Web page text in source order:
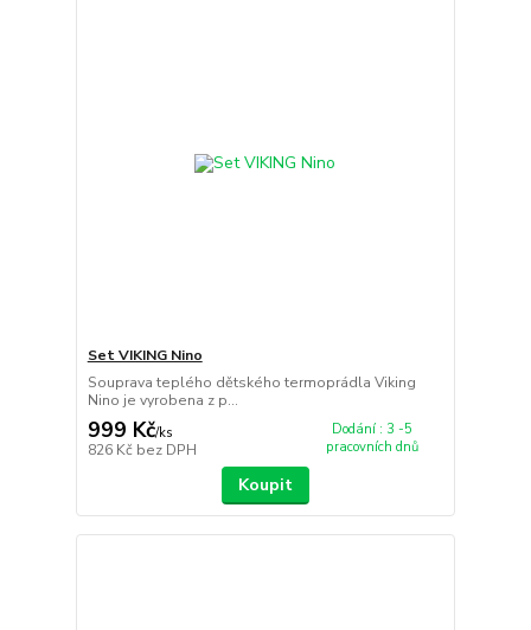
Set VIKING Nino
Souprava teplého dětského termoprádla Viking
Nino je vyrobena z p...
999 Kč/ks
826 Kč bez DPH
Dodání : 3 -5
pracovních dnů
Koupit